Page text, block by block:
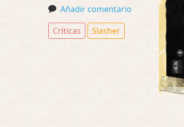
Añadir comentario
Críticas
Slasher